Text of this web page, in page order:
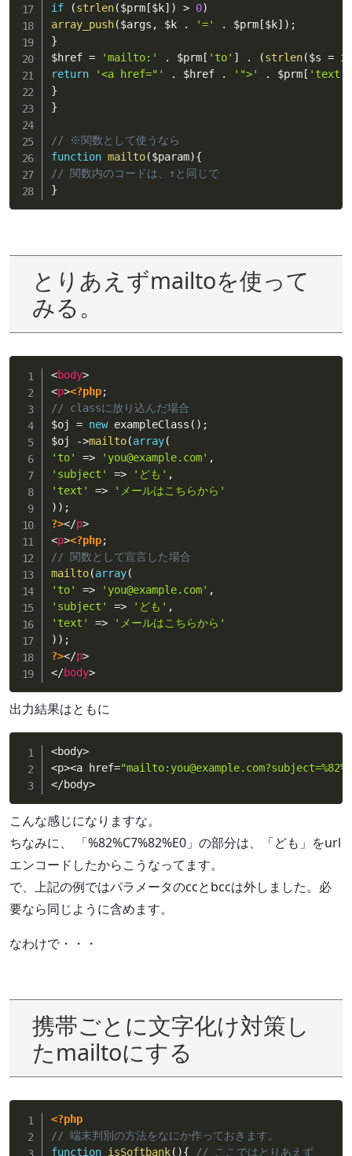
if
(strlen($prm [$k] ) > 0)
array_push($args , $k . '=' . $prm [$k] ) ;
}
$href = 'mailto:' . $prm [ 'to' ] . (strlen($s =
return
'<a href="' . $href . '">' . $prm [ 'text'
}
}
// ※関数として使うなら
function mailto($param){
// 関数内のコードは、↑と同じで
}
とりあえずmailtoを使って
みる。
<body>
<p><?php;
// classに放り込んだ場合
$oj
= new exampleClass ( ) ;
$oj
->mailto(array(
'to'
=> 'you@example.com' ,
'subject'
=> 'ども' ,
'text'
=>
'メールはこちらから'
) ) ;
?></p>
<p><?php;
// 関数として宣言した場合
mailto(array(
'to'
=> 'you@example.com' ,
'subject'
=> 'ども' ,
'text'
=>
'メールはこちらから'
) ) ;
?></p>
</body>
出力結果はともに
<body>
<p><a href=
</body>
こんな感じになりますな。
ちなみに、 「%82%C7%82%E0」の部分は、「ども」をurl
エンコードしたからこうなってます。
で、上記の例ではパラメータのccとbccは外しました。必
要なら同じように含めます。
なわけで・・・
携帯ごとに文字化け対策し
たmailtoにする
<?php
// 端末判別の方法をなにか作っておきます。
function isSoftbank( ){ // ここではとりあえず